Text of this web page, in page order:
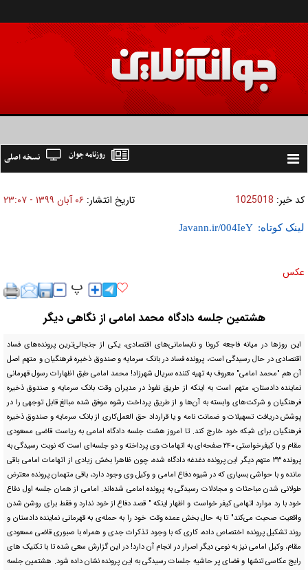
Toggle
نسخه اصلی روزنامه جوان
کد خبر: 1025018 تاریخ انتشار: ۰۶ آبان ۱۳۹۹ - ۲۳:۰۷
لینک کوتاه:
عکس
هشتمین جلسه دادگاه محمد امامی از نگاهی ديگر
این روز‌ها در میانه فاجعه کرونا و نابسامانی‌های اقتصادی، یکی از جنجالی‌ترین پرونده‌های فساد
اقتصادی در حال رسیدگی است، پرونده فساد در بانک سرمایه و صندوق ذخیره فرهنگیان و متهم اصل
آن هم "محمد امامی" معروف به تهیه کننده سریال شهرزاد! محمد امامی طبق اظهارات رسول قهرمانی
نماینده دادستان، متهم است به اینکه از طریق نفوذ در مدیران وقت بانک سرمایه و صندوق ذخیره
فرهنگیان و شرکت‌های وابسته به آن‌ها و از طریق پرداخت رشوه موفق شده مبالغ قابل توجهی را در
پوشش دریافت تسهیلات و ضمانت نامه و یا قرارداد حق العمل‌کاری از بانک سرمایه و صندوق ذخیره
فرهنگیان برای شبکه خود خارج کند. تا امروز هشت جلسه دادگاه امامی به ریاست قاضی مسعودی
مقام و با کیفرخواستی ۲۴۰ صفحه‌ای به اتهامات وی پرداخته و دو جلسه‌ای است که نوبت رسیدگی به
پرونده ۳۳ متهم دیگر این پرونده دغدغه دادگاه شده، چون ظاهرا بخش زیادی از اتهامات امامی باقی
مانده و با حواشی بسیاری که در شیوه دفاع امامی و وکیل وی وجود دارد، باقی متهمان پرونده معترض
طولانی شدن مباحثات و مجادلات رسیدگی به پرونده امامی شده‌اند. امامی از همان جلسه اول دفاع
خود با رد موارد اتهامی کیفر خواست و اظهار اینکه " قصد دفاع از خود ندارد و فقط برای روشن شدن
واقعیت صحبت می‌کند" تا به حال بخش عمده وقت خود را به حمله‌ی به قهرمانی نماینده دادستان و
روند تشکیل پرونده اختصاص داده، کاری که با وجود تذکرات جدی و همراه با صبوری قاضی مسعودی
مقام، وکیل امامی نیز به نوعی دیگر اصرار در انجام آن دارد! در این گزارش سعی شده تا با تکنیک های
رایج عکاسی تنشها و فضای پر حاشیه جلسات رسیدگی به این پرونده نشان داده شود. هشتمین جلسه